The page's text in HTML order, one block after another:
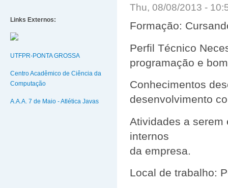
Links Externos:
UTFPR-PONTA GROSSA
Centro Acadêmico de Ciência da
Computação
A.A.A. 7 de Maio - Atlética Javas
Thu, 08/08/2013 -
Formação:
Perfil Técnico
programação e
Conhecimentos
desenvolvimento
Atividades a serem
internos
da empresa.
Local de trabalho: